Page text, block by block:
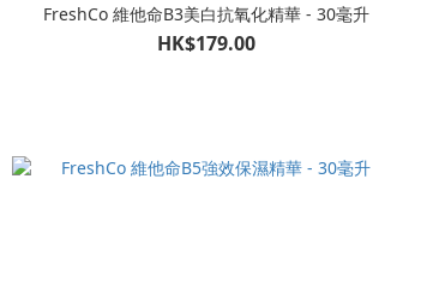
FreshCo 維他命B3美白抗氧化精華 - 30毫升
HK$179.00